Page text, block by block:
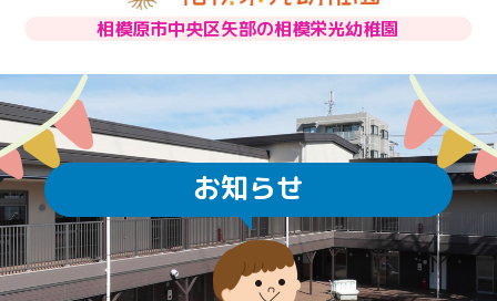
相模原市中央区矢部の相模栄光幼稚園
お知らせ